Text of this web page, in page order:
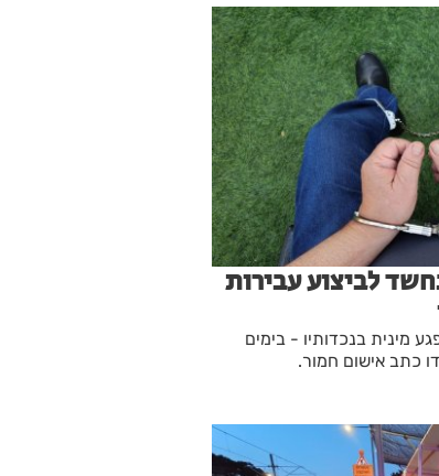
לביצוע עבירות
מינית בנכדותיו - בימים
כתב אישום חמור.